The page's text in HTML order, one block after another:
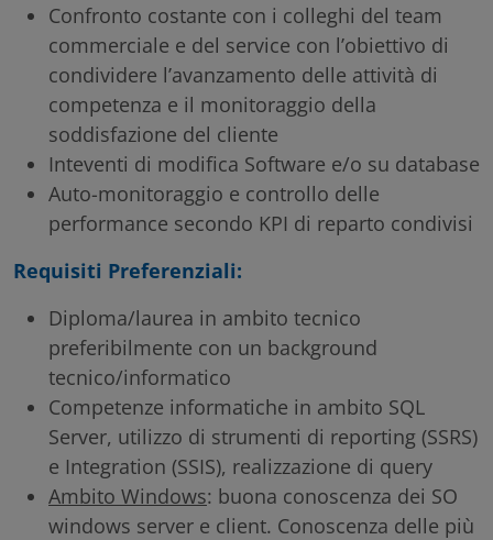
Confronto costante con i colleghi del team
commerciale e del service con l’obiettivo di
condividere l’avanzamento delle attività di
competenza e il monitoraggio della
soddisfazione del cliente
Inteventi di modifica Software e/o su database
Auto-monitoraggio e controllo delle
performance secondo KPI di reparto condivisi
Requisiti Preferenziali:
Diploma/laurea in ambito tecnico
preferibilmente con un background
tecnico/informatico
Competenze informatiche in ambito SQL
Server, utilizzo di strumenti di reporting (SSRS)
e Integration (SSIS), realizzazione di query
Ambito Windows: buona conoscenza dei SO
windows server e client. Conoscenza delle più